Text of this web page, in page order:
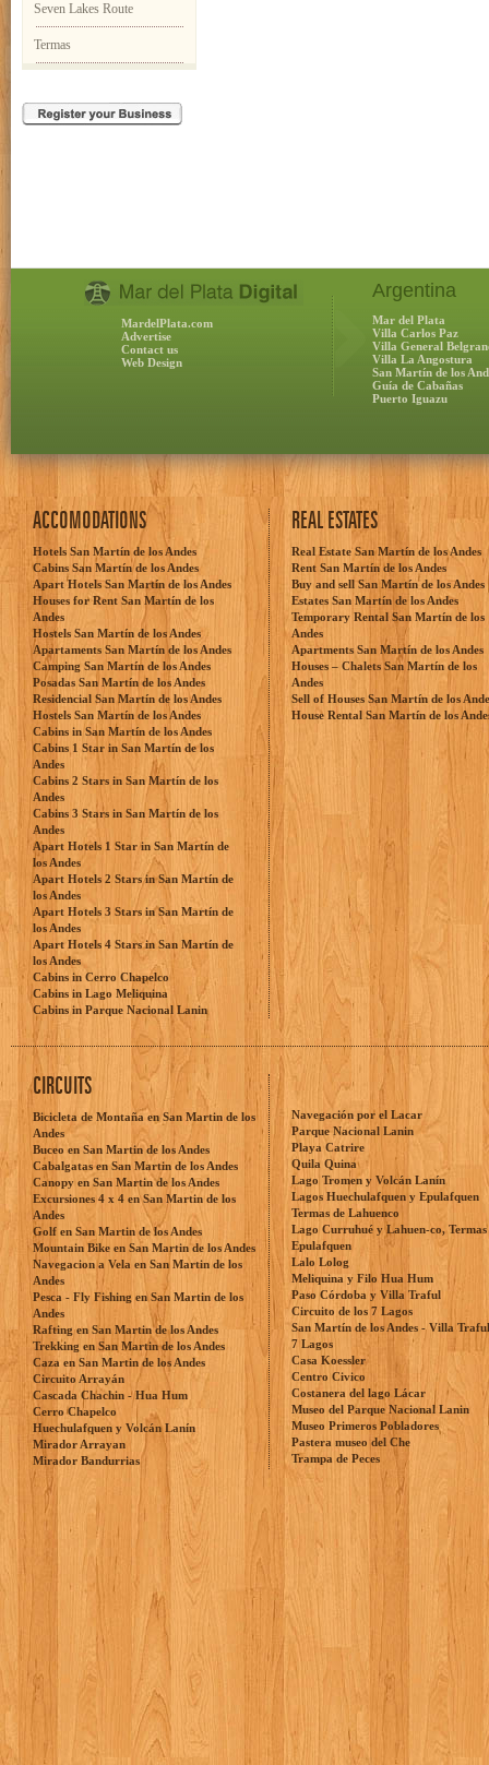
Seven Lakes Route
Termas
MardelPlata.com
Advertise
Contact us
Web Design
Argentina
Mar del Plata
Villa Carlos Paz
Villa General
Villa La Angostura
San Martín de los
Guía de Cabañas
Puerto Iguazu
ACCOMODATIONS
Hotels San Martín de los Andes
Cabins San Martín de los Andes
Apart Hotels San Martín de los Andes
Houses for Rent San Martín de los
Andes
Hostels San Martín de los Andes
Apartaments San Martín de los Andes
Camping San Martín de los Andes
Posadas San Martín de los Andes
Residencial San Martín de los Andes
Hostels San Martín de los Andes
Cabins in San Martín de los Andes
Cabins 1 Star in San Martín de los
Andes
Cabins 2 Stars in San Martín de los
Andes
Cabins 3 Stars in San Martín de los
Andes
Apart Hotels 1 Star in San Martín de
los Andes
Apart Hotels 2 Stars in San Martín de
los Andes
Apart Hotels 3 Stars in San Martín de
los Andes
Apart Hotels 4 Stars in San Martín de
los Andes
Cabins in Cerro Chapelco
Cabins in Lago Meliquina
Cabins in Parque Nacional Lanin
REAL ESTATES
Real Estate San Martín de los Andes
Rent San Martín de los Andes
Buy and sell San Martín de los Andes
Estates San Martín de los Andes
Temporary Rental San Martín de los
Andes
Apartments San Martín de los Andes
Houses – Chalets San Martín de los
Andes
Sell of Houses San Martín de los
House Rental San Martín de los
CIRCUITS
Bicicleta de Montaña en San Martin de los
Andes
Buceo en San Martin de los Andes
Cabalgatas en San Martin de los Andes
Canopy en San Martin de los Andes
Excursiones 4 x 4 en San Martin de los
Andes
Golf en San Martin de los Andes
Mountain Bike en San Martin de los Andes
Navegacion a Vela en San Martin de los
Andes
Pesca - Fly Fishing en San Martin de los
Andes
Rafting en San Martin de los Andes
Trekking en San Martin de los Andes
Caza en San Martin de los Andes
Circuito Arrayán
Cascada Chachin - Hua Hum
Cerro Chapelco
Huechulafquen y Volcán Lanín
Mirador Arrayan
Mirador Bandurrias
Navegación por el Lacar
Parque Nacional Lanin
Playa Catrire
Quila Quina
Lago Tromen y Volcán Lanín
Lagos Huechulafquen y Epulafquen
Termas de Lahuenco
Lago Curruhué y Lahuen-co, Termas
Epulafquen
Lalo Lolog
Meliquina y Filo Hua Hum
Paso Córdoba y Villa Traful
Circuito de los 7 Lagos
San Martín de los Andes - Villa
7 Lagos
Casa Koessler
Centro Civico
Costanera del lago Lácar
Museo del Parque Nacional Lanin
Museo Primeros Pobladores
Pastera museo del Che
Trampa de Peces